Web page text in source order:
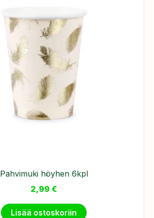
Pahvimuki höyhen 6kpl
2,99 €
Lisää ostoskoriin